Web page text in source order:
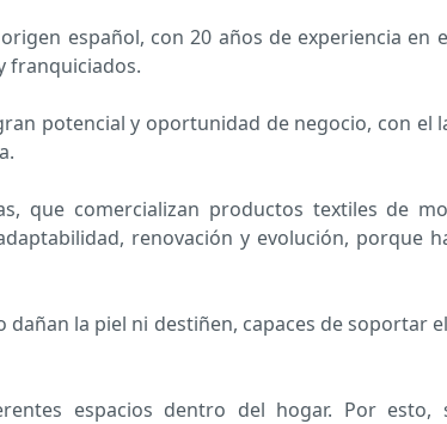
español, con 20 años de experiencia en
franquiciados.
potencial y oportunidad de negocio, con el
que comercializan productos textiles de
renovación y evolución, porque
la piel ni destiñen, capaces de soportar
espacios dentro del hogar. Por esto,